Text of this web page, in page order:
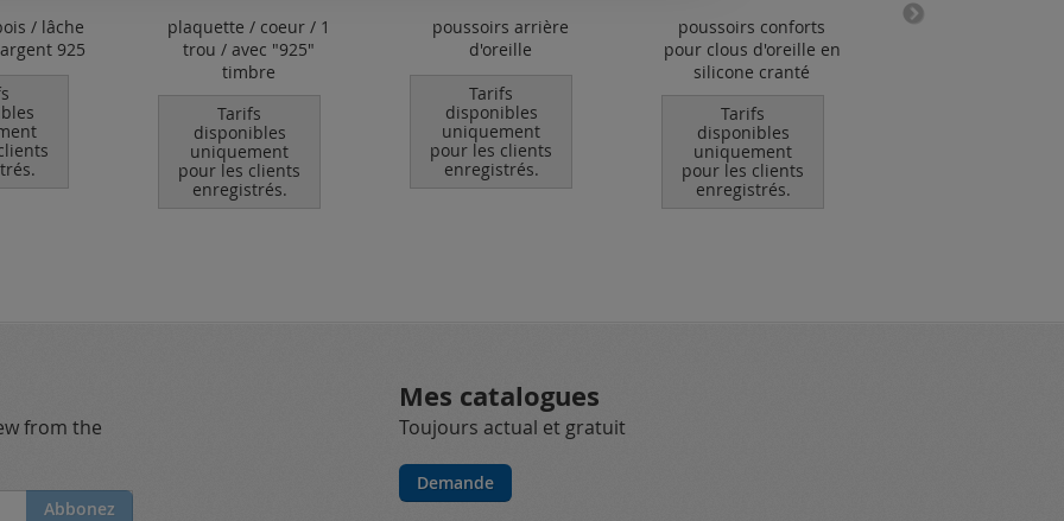
/ lâche
925
plaquette / coeur / 1
trou / avec "925"
timbre
Tarifs
disponibles
uniquement
pour les clients
enregistrés.
poussoirs arrière
d'oreille
Tarifs
disponibles
uniquement
pour les clients
enregistrés.
poussoirs conforts
pour clous d'oreille en
silicone cranté
Tarifs
disponibles
uniquement
pour les clients
enregistrés.
from the
Abbonez
Mes catalogues
Toujours actual et gratuit
Demande